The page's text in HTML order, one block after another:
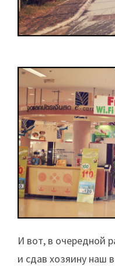
И вот, в очередной
и сдав хозяину наш